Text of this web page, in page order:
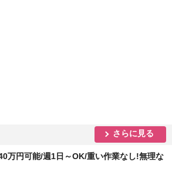
さらに見る
万円可能/週1日～OK/重い作業なし!無理な